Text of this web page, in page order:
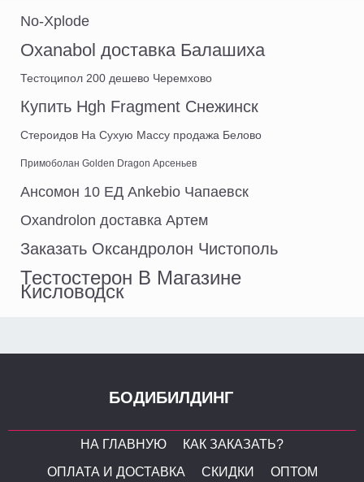
No-Xplode
Oxanabol доставка Балашиха
Тестоципол 200 дешево Черемхово
Купить Hgh Fragment Снежинск
Стероидов На Сухую Массу продажа Белово
Примоболан Golden Dragon Арсеньев
Ансомон 10 ЕД Ankebio Чапаевск
Oxandrolon доставка Артем
Заказать Оксандролон Чистополь
Тестостерон В Магазине
Кисловодск
БОДИБИЛДИНГ
НА ГЛАВНУЮ
КАК ЗАКАЗАТЬ?
ОПЛАТА И ДОСТАВКА
СКИДКИ ОПТОМ